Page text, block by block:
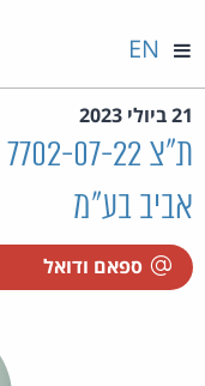
EN
21 ביולי 2023
אביב בע"מ
ספאם ודואל